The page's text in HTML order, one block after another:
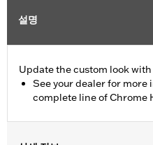
설명
Update the custom look
See your dealer for
complete line of Chrome